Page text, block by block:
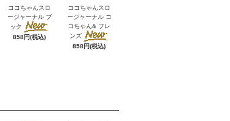
ココちゃんスロ
ージャーナル ブ
ック
858円(税込)
ココちゃんスロ
ージャーナル コ
コちゃん& フレ
ンズ
858円(税込)